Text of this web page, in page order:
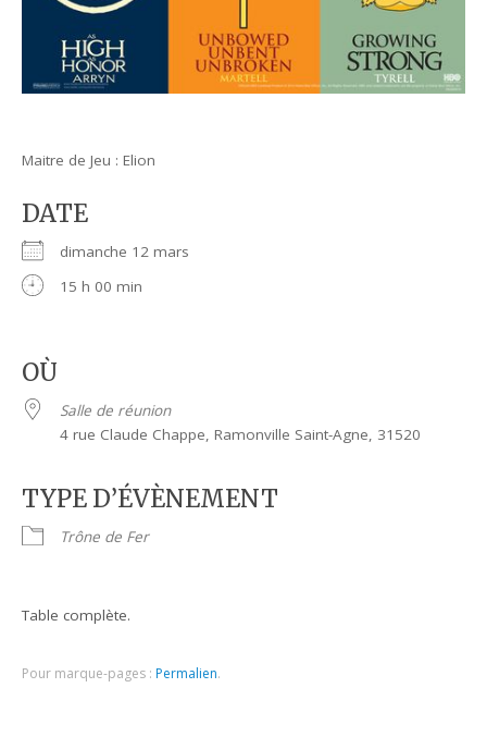
Maitre de Jeu : Elion
DATE
dimanche 12 mars
15 h 00 min
OÙ
Salle de réunion
4 rue Claude Chappe, Ramonville Saint-Agne, 31520
TYPE D’ÉVÈNEMENT
Trône de Fer
Table complète.
Pour marque-pages : Permalien.